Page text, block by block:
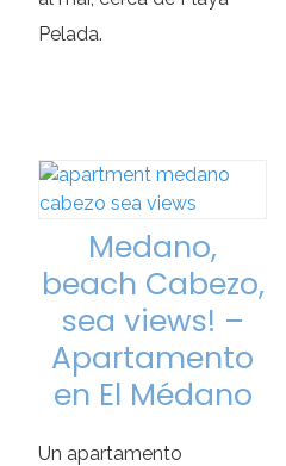
Pelada.
Medano,
beach Cabezo,
sea views! –
Apartamento
en El Médano
Un apartamento